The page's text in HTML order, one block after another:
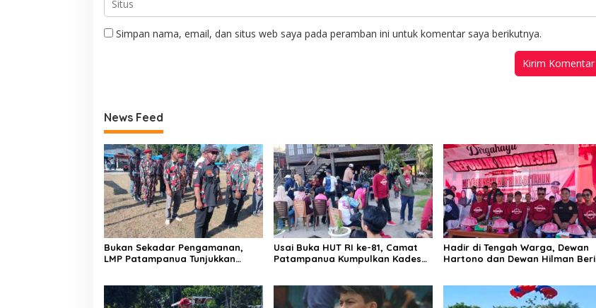
Simpan nama, email, dan situs web saya pada peramban ini untuk komentar saya berikutnya.
News Feed
Bukan Sekadar Pengamanan,
LMP Patampanua Tunjukkan
Usai Buka HUT RI ke-81, Camat
Patampanua Kumpulkan Kades
Mendengar!
Hadir di Tengah Warga, Dewan
Hartono dan Dewan Hilman Beri